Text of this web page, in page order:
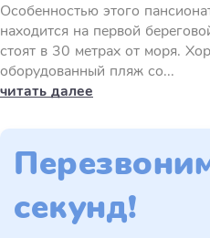
Особенностью этого
находится на первой
стоят в 30 метрах от моря.
оборудованный пляж со...
читать далее
секунд!